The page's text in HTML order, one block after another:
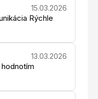
15.03.2026
Rýchle
13.03.2026